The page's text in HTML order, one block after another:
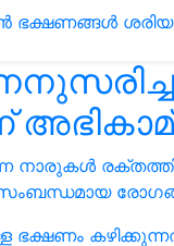
നാരുകൾ